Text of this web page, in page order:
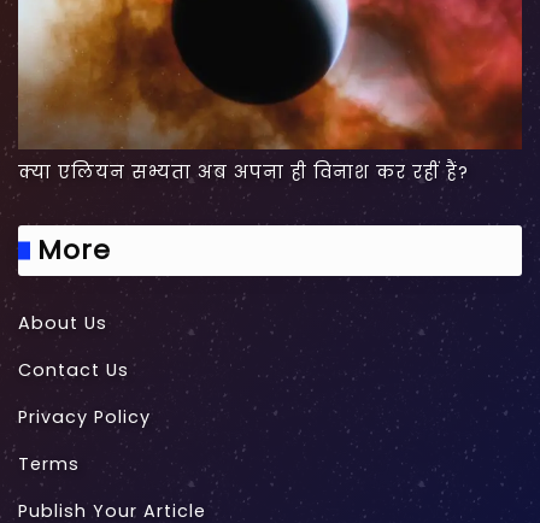
क्या एलियन सभ्यता अब अपना ही विनाश कर रहीं हैं?
More
About Us
Contact Us
Privacy Policy
Terms
Publish Your Article